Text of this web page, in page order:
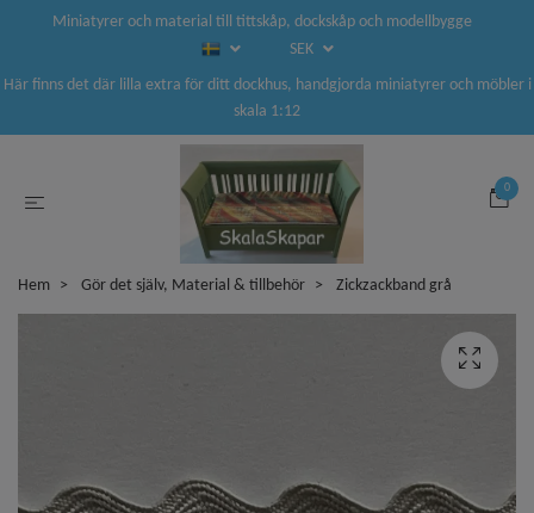
Miniatyrer och material till tittskåp, dockskåp och modellbygge
SEK
Här finns det där lilla extra för ditt dockhus, handgjorda miniatyrer och möbler i
skala 1:12
0
Hem Gör det själv, Material & tillbehör Zickzackband grå